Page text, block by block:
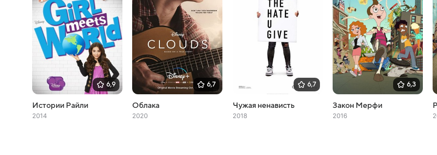
6,9
Истории Райли
2014
6,7
Облака
2020
6,7
Чужая ненависть
2018
6,3
Закон Мерфи
2016